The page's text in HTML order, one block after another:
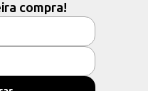
compra!